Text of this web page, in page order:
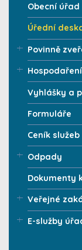
Obecní úřad
Úřední
Povinně
Vyhlášky a
Formuláře
Ceník služeb
Odpady
Dokumenty
Veřejné
E-služby